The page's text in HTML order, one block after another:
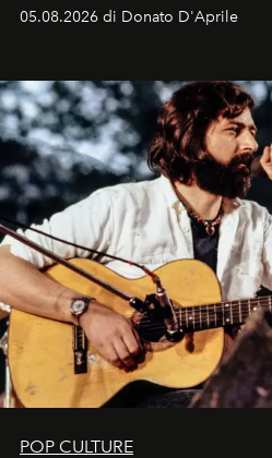
logomania pensata per la
Kate, Claudia e Carla una
uno dei documenti più
05.08.2026 di Donato D'Aprile
POP CULTURE